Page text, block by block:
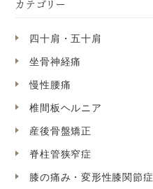
四十肩・五十肩
坐骨神経痛
慢性腰痛
椎間板ヘルニア
産後骨盤矯正
脊柱管狭窄症
膝の痛み・変形性膝関節症